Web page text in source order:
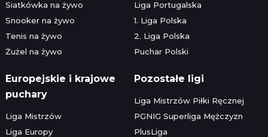
Siatkówka na żywo
Snooker na żywo
Tenis na żywo
Żużel na żywo
Liga Portugalska
1. Liga Polska
2. Liga Polska
Puchar Polski
Europejskie i krajowe
puchary
Liga Mistrzów
Liga Europy
Pozostałe ligi
Liga Mistrzów Piłki Ręcznej
PGNIG Superliga Mężczyzn
PlusLiga